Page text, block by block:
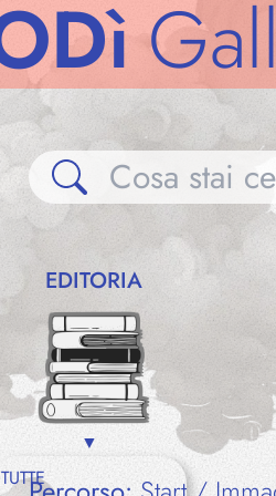
Gallerie
EDITORIA
TUTTE